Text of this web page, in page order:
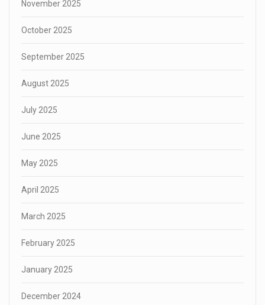
November 2025
October 2025
September 2025
August 2025
July 2025
June 2025
May 2025
April 2025
March 2025
February 2025
January 2025
December 2024